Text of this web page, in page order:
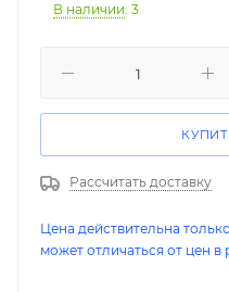
В наличии: 3
Рассчитать доставку
Цена действительна
может отличаться от цен в